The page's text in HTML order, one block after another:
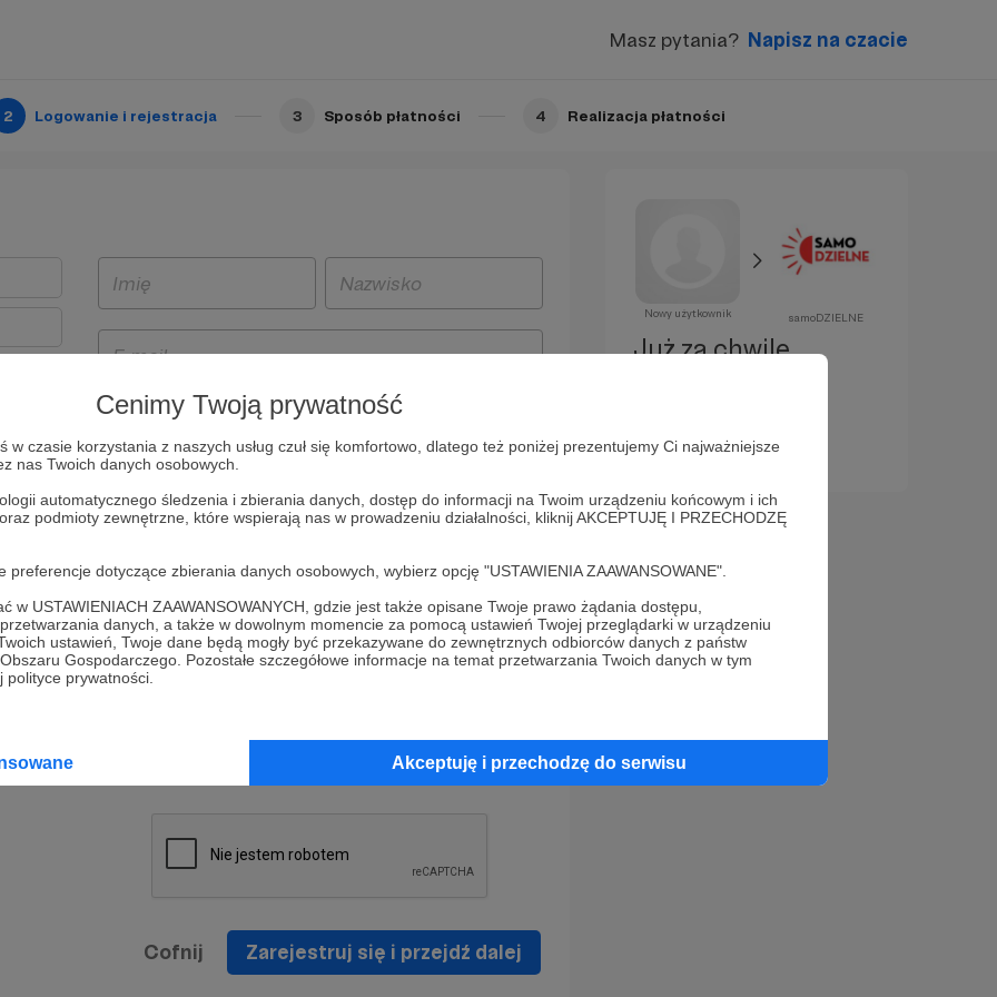
Cenimy Twoją prywatność
w czasie korzystania z naszych usług czuł się komfortowo, dlatego też poniżej prezentujemy Ci najważniejsze
nas Twoich danych osobowych.
automatycznego śledzenia i zbierania danych, dostęp do informacji na Twoim urządzeniu końcowym i ich
podmioty zewnętrzne, które wspierają nas w prowadzeniu działalności, kliknij AKCEPTUJĘ I PRZECHODZĘ
dotyczące zbierania danych osobowych, wybierz opcję "USTAWIENIA ZAAWANSOWANE".
w USTAWIENIACH ZAAWANSOWANYCH, gdzie jest także opisane Twoje prawo żądania dostępu,
danych, a także w dowolnym momencie za pomocą ustawień Twojej przeglądarki w urządzeniu
ustawień, Twoje dane będą mogły być przekazywane do zewnętrznych odbiorców danych z państw
Gospodarczego. Pozostałe szczegółowe informacje na temat przetwarzania Twoich danych w tym
prywatności.
Akceptuję i przechodzę do serwisu
Masz pytania? Napisz na czacie
2 Logowanie i rejestracja 3 Sposób płatności 4 Realizacja płatności
i
będą
z
prawo
na
Politykę Prywatności
* Wyrażam zgodę na przetwarzanie moich danych
osobowych podanych w formularzu rejestracyjnym w celu
prawidłowego świadczenia usług serwisu Patronite.
informacji handlowych - newslettera. Opcja ta może zostać
Cofnij Zarejestruj się i przejdź dalej
Nowy użytkownik samoDZIELNE
Już za chwilę